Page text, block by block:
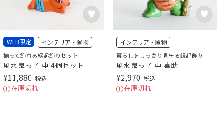
WEB限定 インテリア・置物
揃って飾れる縁起飾りセット
風水鬼っ子 中 4個セット
¥11,880 税込
在庫切れ
インテリア・置物
暮らしをしっかり見守る縁起飾り
風水鬼っ子 中 喜助
¥2,970 税込
在庫切れ